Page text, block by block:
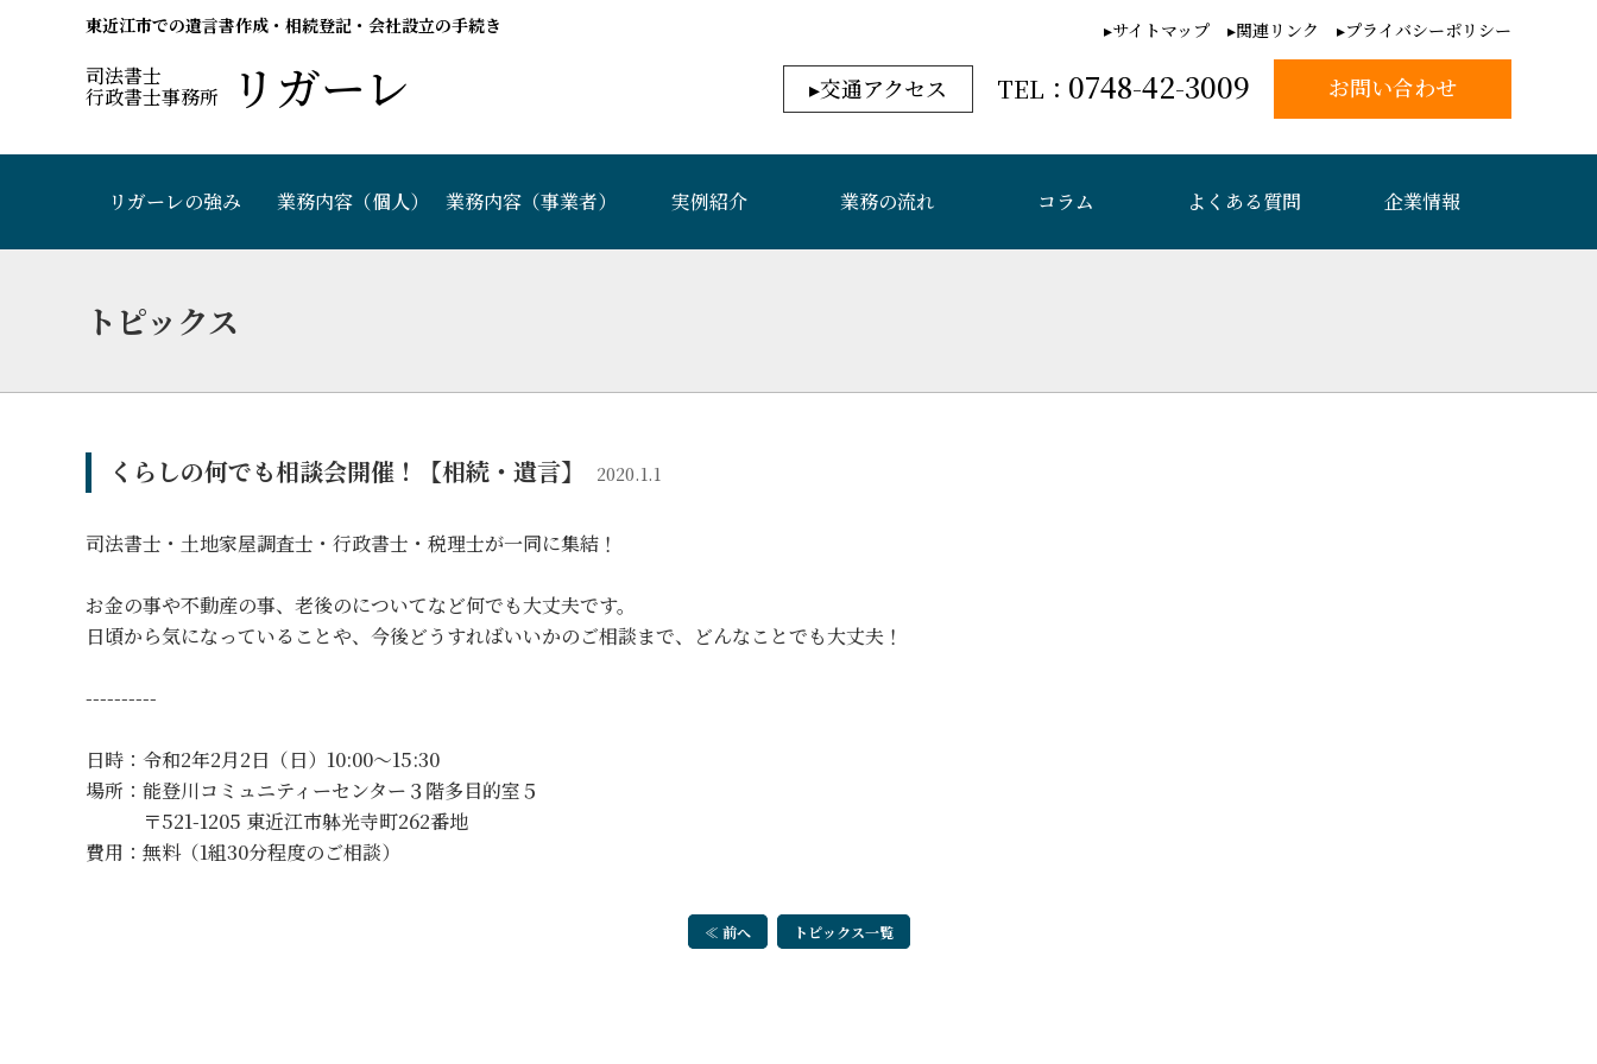
東近江市での遺言書作成・相続登記・会社設立の手続き
司法書士
行政書士事務所 リガーレ
サイトマップ 関連リンク プライバシーポリシー
交通アクセス 0748-42-3009 お問い合わせ
リガーレの強み 業務内容（個人） 業務内容（事業者） 実例紹介 業務の流れ コラム よくある質問 企業情報
トピックス
くらしの何でも相談会開催！【相続・遺言】 2020.1.1
司法書士・土地家屋調査士・行政書士・税理士が一同に集結！
お金の事や不動産の事、老後のについてなど何でも大丈夫です。
日頃から気になっていることや、今後どうすればいいかのご相談まで、どんなことでも大丈夫！
----------
日時：令和2年2月2日（日）10:00～15:30
場所：能登川コミュニティーセンター３階多目的室５
〒521-1205 東近江市躰光寺町262番地
費用：無料（1組30分程度のご相談）
≪ 前へ トピックス一覧